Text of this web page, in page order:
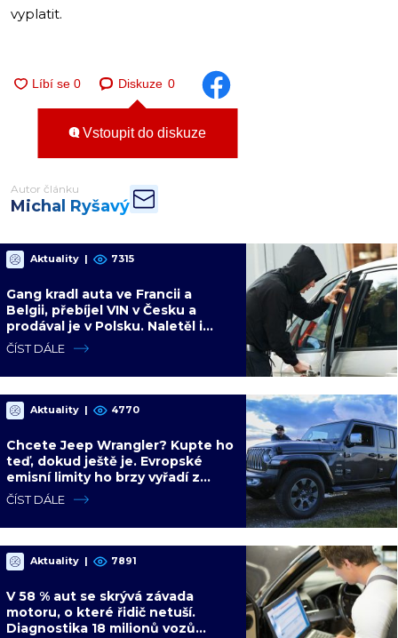
vyplatit.
Diskuze 0
Vstoupit do diskuze
Autor článku
Michal Ryšavý
Aktuality | 7315
Gang kradl auta ve Francii a
Belgii, přebíjel VIN v Česku a
prodával je v Polsku. Naletěl i
polský vicepremiér
ČÍST DÁLE
Aktuality | 4770
Chcete Jeep Wrangler? Kupte ho
teď, dokud ještě je. Evropské
emisní limity ho brzy vyřadí z
nabídky nadobro
ČÍST DÁLE
Aktuality | 7891
V 58 % aut se skrývá závada
motoru, o které řidič netuší.
Diagnostika 18 milionů vozů